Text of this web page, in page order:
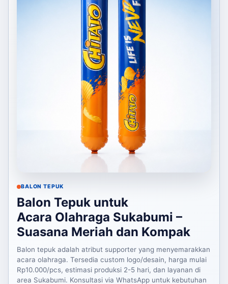
BALON TEPUK
Balon Tepuk untuk
Acara Olahraga Sukabumi –
Suasana Meriah dan Kompak
Balon tepuk adalah atribut supporter yang menyemarakkan
acara olahraga. Tersedia custom logo/desain, harga mulai
Rp10.000/pcs, estimasi produksi 2-5 hari, dan layanan di
area Sukabumi. Konsultasi via WhatsApp untuk kebutuhan